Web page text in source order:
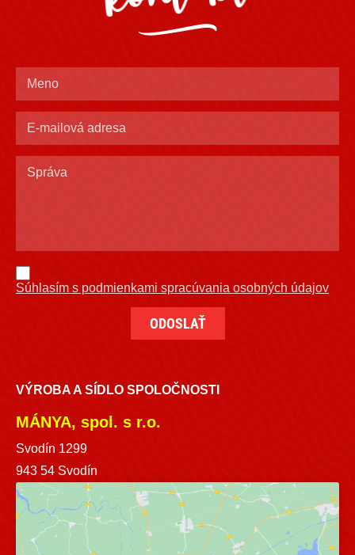
Súhlasím s podmienkami spracúvania osobných údajov
VÝROBA A SÍDLO SPOLOČNOSTI
MÁNYA, spol. s r.o.
Svodín 1299
943 54 Svodín